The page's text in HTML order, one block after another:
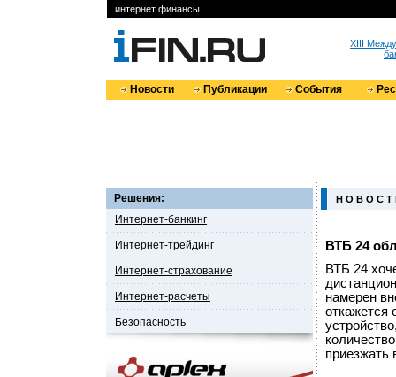
интернет финансы
XIII
Новости Публикации События
Решения:
Интернет-банкинг
Интернет-трейдинг
Интернет-страхование
Интернет-расчеты
Безопасность
Н О В О С Т
ВТБ 24
ВТБ 24
намерен
откажется
приезжать